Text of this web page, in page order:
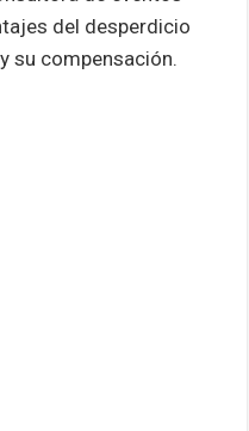
del desperdicio
su compensación.